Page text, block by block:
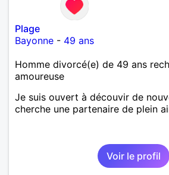
Plage
Bayonne - 49 ans
Homme divorcé(e) de 49 ans
amoureuse
Je suis ouvert à découvir de
cherche une partenaire de plein
Voir le profil